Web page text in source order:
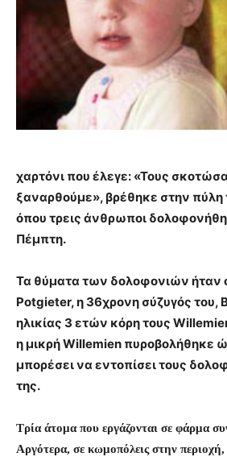
χαρτόνι που έλεγε: «Τους
ξαναρθούμε», βρέθηκε στην πύλη
όπου τρεις άνθρωποι
Πέμπτη.
Τα θύματα των δολοφονιών ήταν
Potgieter, η 36χρονη σύζυγός του,
ηλικίας 3 ετών κόρη τους
η μικρή Willemien πυροβολήθηκε
μπορέσει να εντοπίσει τους
της.
Τρία άτομα που εργάζονται σε φάρμα
Αργότερα, σε κωμοπόλεις στην